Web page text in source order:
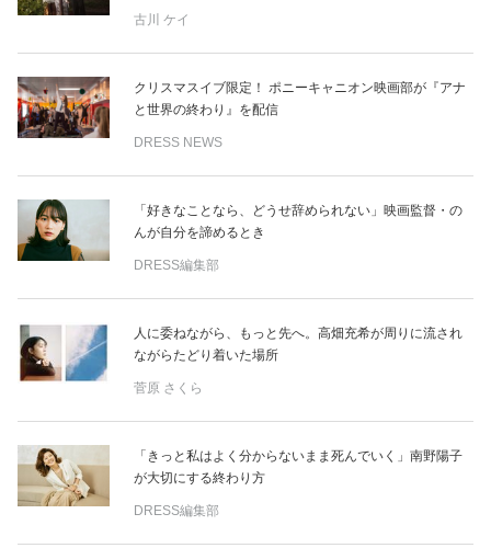
古川 ケイ
クリスマスイブ限定！ ポニーキャニオン映画部が『アナ
と世界の終わり』を配信
DRESS NEWS
「好きなことなら、どうせ辞められない」映画監督・の
んが自分を諦めるとき
DRESS編集部
人に委ねながら、もっと先へ。高畑充希が周りに流され
ながらたどり着いた場所
菅原 さくら
「きっと私はよく分からないまま死んでいく」南野陽子
が大切にする終わり方
DRESS編集部